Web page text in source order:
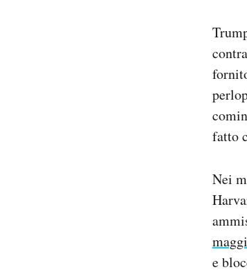
fatto
Nei
e